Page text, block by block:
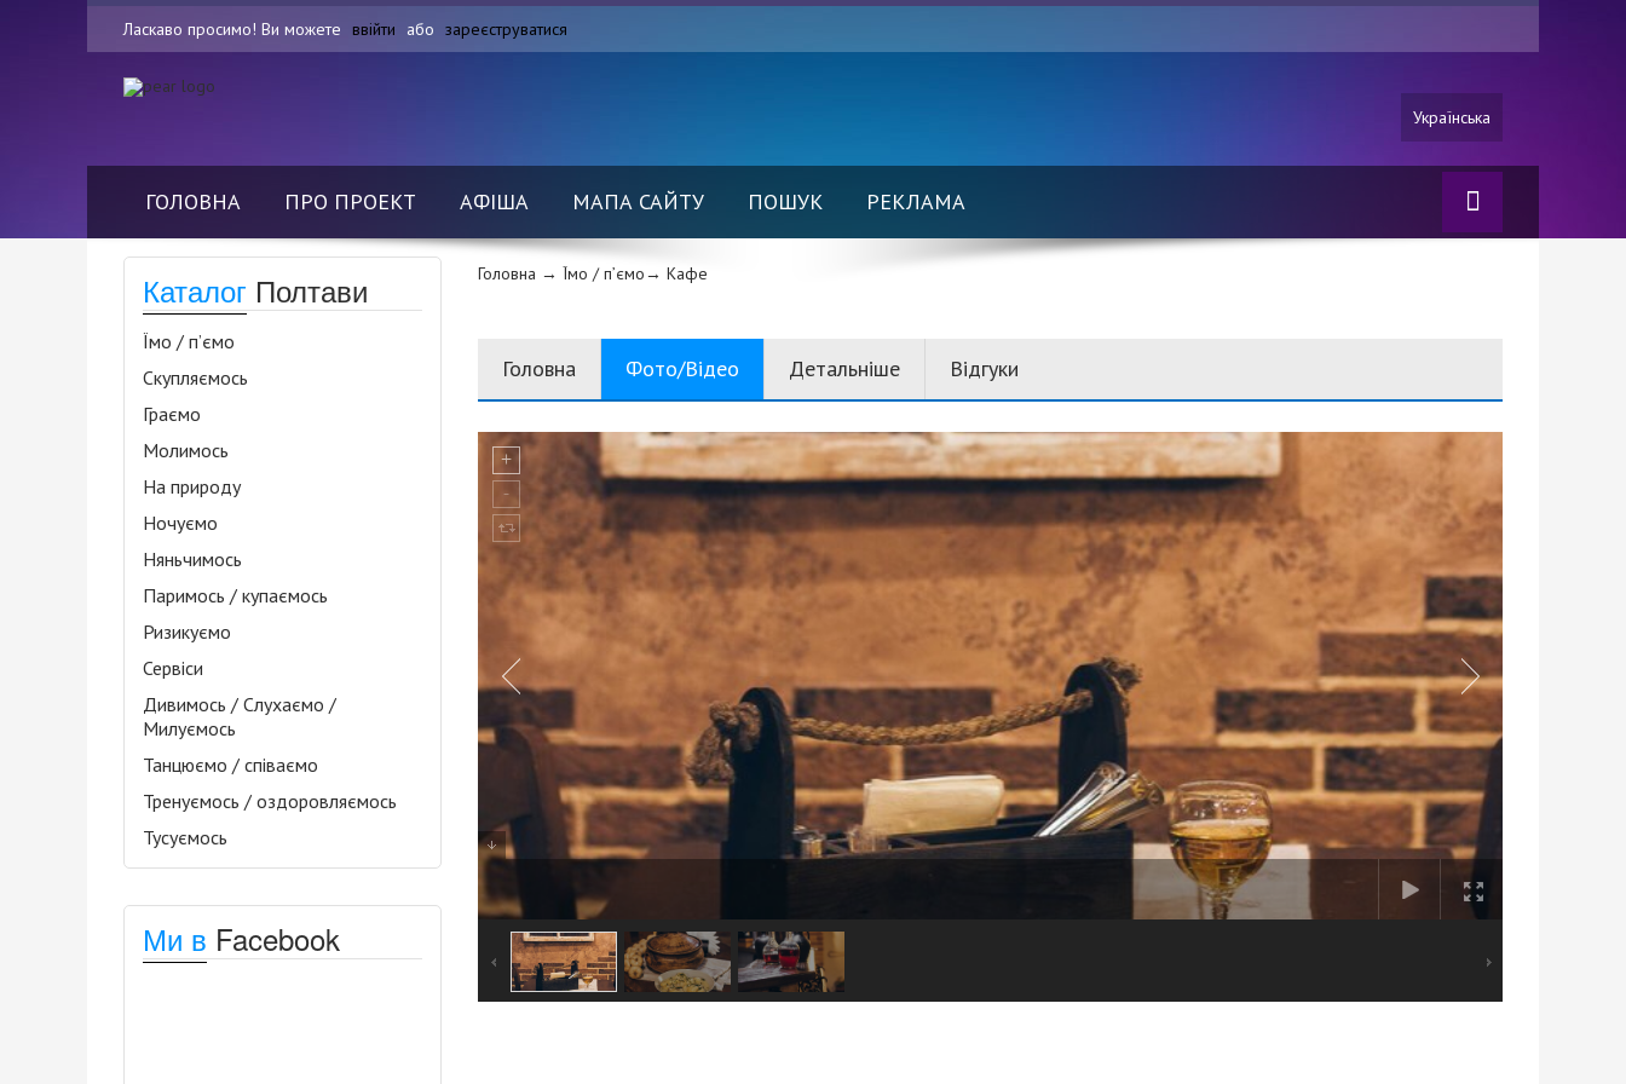
Ласкаво просимо! Ви можете ввійти або зареєструватися
Українська
ГОЛОВНА ПРО ПРОЕКТ АФІША МАПА САЙТУ ПОШУК РЕКЛАМА
Каталог Полтави
Їмо / п’ємо
Скупляємось
Граємо
Молимось
На природу
Ночуємо
Няньчимось
Паримось / купаємось
Ризикуємо
Сервіси
Дивимось / Слухаємо /
Милуємось
Танцюємо / співаємо
Тренуємось / оздоровляємось
Тусуємось
Ми в Facebook
Головна → Їмо / п’ємо→ Кафе
Головна Фото/Відео Детальніше Відгуки